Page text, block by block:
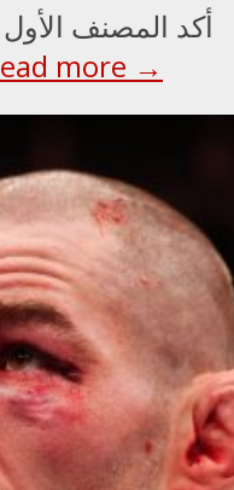
أكد المصنف
more →